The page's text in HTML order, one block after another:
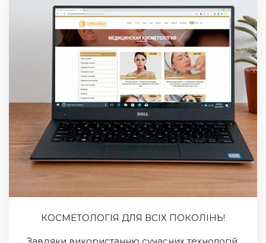
КОСМЕТОЛОГІЯ ДЛЯ ВСІХ ПОКОЛІНЬ!